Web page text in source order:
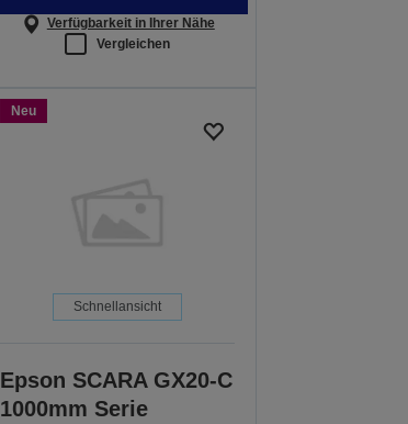
Verfügbarkeit in Ihrer Nähe
Vergleichen
Neu
Schnellansicht
Epson SCARA GX20-C
1000mm Serie